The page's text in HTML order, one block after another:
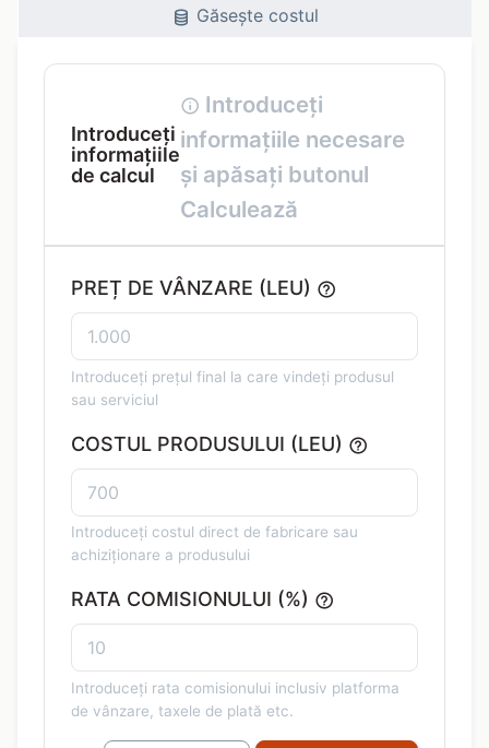
Găsește costul
Introduceți
informațiile
de calcul
Introduceți
informațiile necesare
și apăsați butonul
Calculează
PREȚ DE VÂNZARE (LEU)
Introduceți prețul final la care vindeți produsul
sau serviciul
COSTUL PRODUSULUI (LEU)
Introduceți costul direct de fabricare sau
achiziționare a produsului
RATA COMISIONULUI (%)
Introduceți rata comisionului inclusiv platforma
de vânzare, taxele de plată etc.